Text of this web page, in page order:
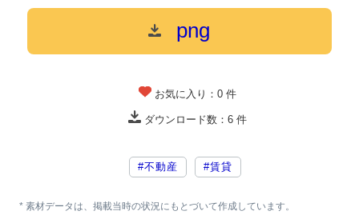
png
お気に入り：0 件
ダウンロード数：6 件
#不動産 #賃貸
* 素材データは、掲載当時の状況にもとづいて作成しています。